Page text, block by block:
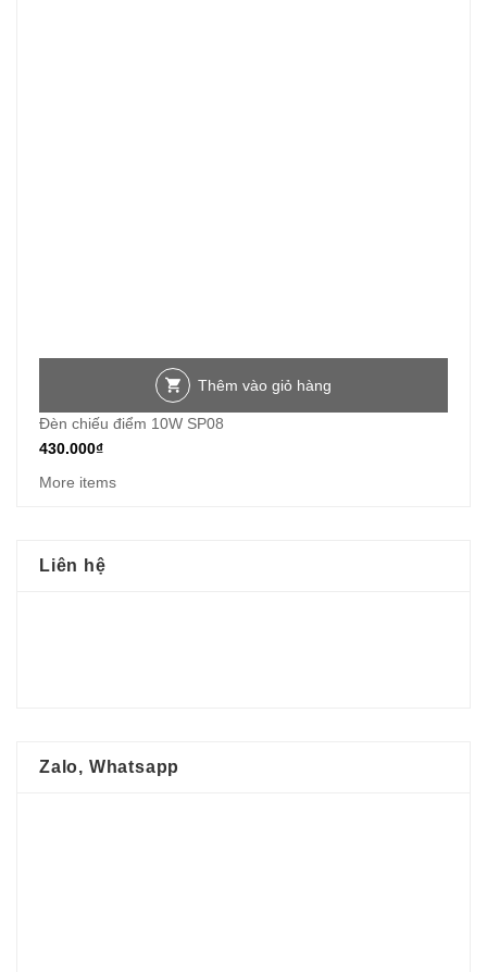
Thêm vào giỏ hàng
Đèn chiếu điểm 10W SP08
430.000₫
More items
Liên hệ
Zalo, Whatsapp